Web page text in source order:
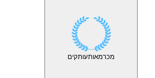
מכרמאותעותקים